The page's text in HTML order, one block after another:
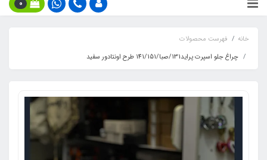
0
خانه
فهرست محصولات
چراغ جلو اسپرت پراید131/صبا/141/151 طرح اونتادور سفید